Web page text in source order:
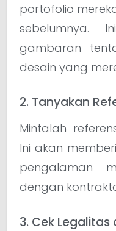
portofolio
sebelumnya.
gambaran
desain yang
2. Tanyakan
Mintalah
Ini akan
pengalaman
dengan
3. Cek Legalitas